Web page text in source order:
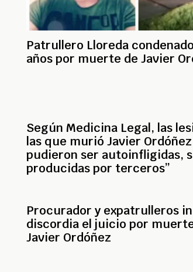
Patrullero Lloreda
años por muerte de Javier
Según Medicina Legal, las
las que murió Javier
pudieron ser autoinfligidas,
producidas por terceros”
Procurador y expatrulleros
discordia el juicio por
Javier Ordóñez